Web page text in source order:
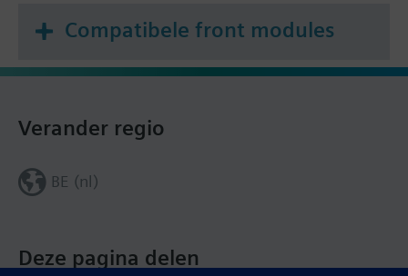
Compatibele front modules
Deze pagina delen
Verander regio
BE (nl)